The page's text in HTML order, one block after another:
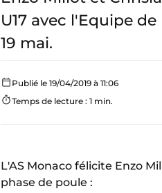
U17 avec l'Equipe
19 mai.
Publié le 19/04/2019 à 11:06
Temps de lecture : 1 min.
L'AS Monaco félicite Enzo
phase de poule :